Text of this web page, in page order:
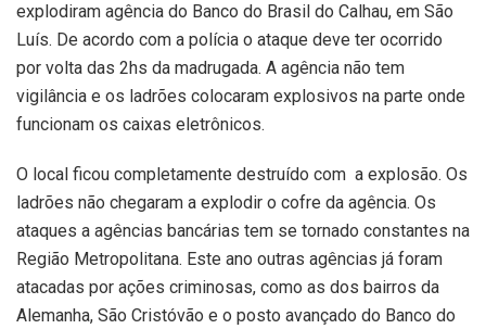
explodiram agência do Banco do Brasil do Calhau, em São
Luís. De acordo com a polícia o ataque deve ter ocorrido
por volta das 2hs da madrugada. A agência não tem
vigilância e os ladrões colocaram explosivos na parte onde
funcionam os caixas eletrônicos.
O local ficou completamente destruído com a explosão. Os
ladrões não chegaram a explodir o cofre da agência. Os
ataques a agências bancárias tem se tornado constantes na
Região Metropolitana. Este ano outras agências já foram
atacadas por ações criminosas, como as dos bairros da
Alemanha, São Cristóvão e o posto avançado do Banco do